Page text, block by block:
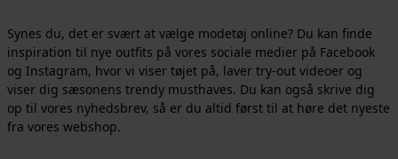
Synes du, det er svært at vælge modetøj online? Du kan finde
inspiration til nye outfits på vores sociale medier på Facebook
og Instagram, hvor vi viser tøjet på, laver try-out videoer og
viser dig sæsonens trendy musthaves. Du kan også skrive dig
op til vores nyhedsbrev, så er du altid først til at høre det nyeste
fra vores webshop.